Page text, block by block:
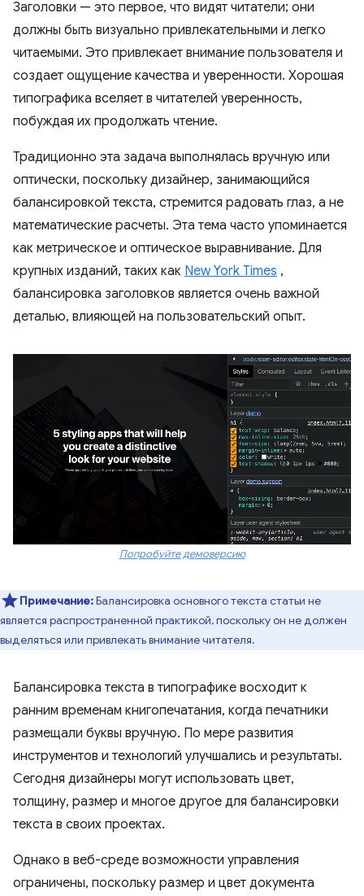
Заголовки — это первое, что видят читатели; они
должны быть визуально привлекательными и легко
читаемыми. Это привлекает внимание пользователя и
создает ощущение качества и уверенности. Хорошая
типографика вселяет в читателей уверенность,
побуждая их продолжать чтение.
Традиционно эта задача выполнялась вручную или
оптически, поскольку дизайнер, занимающийся
балансировкой текста, стремится радовать глаз, а не
математические расчеты. Эта тема часто упоминается
как метрическое и оптическое выравнивание. Для
крупных изданий, таких как New York Times ,
балансировка заголовков является очень важной
деталью, влияющей на пользовательский опыт.
Попробуйте демоверсию
Примечание:Балансировка основного текста статьи не
является распространенной практикой, поскольку он не должен
выделяться или привлекать внимание читателя.
Балансировка текста в типографике восходит к
ранним временам книгопечатания, когда печатники
размещали буквы вручную. По мере развития
инструментов и технологий улучшались и результаты.
Сегодня дизайнеры могут использовать цвет,
толщину, размер и многое другое для балансировки
текста в своих проектах.
Однако в веб-среде возможности управления
ограничены, поскольку размер и цвет документа